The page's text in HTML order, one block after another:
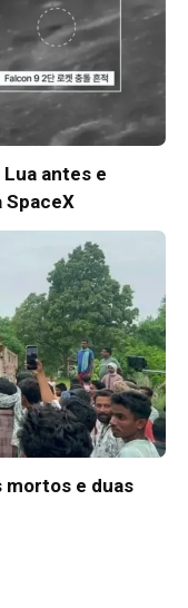
antes e
SpaceX
mortos e duas